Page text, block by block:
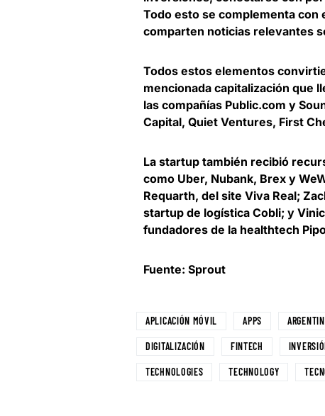
Todo esto se complementa con
comparten noticias relevantes
Todos estos elementos
mencionada capitalización que
las compañías Public.com y
Capital, Quiet Ventures, First
La startup también recibió
como Uber, Nubank, Brex y
Requarth, del site Viva Real;
startup de logística Cobli; y
fundadores de la healthtech
Fuente: Sprout
APLICACIÓN MÓVIL APPS
DIGITALIZACIÓN FINTECH
TECHNOLOGIES TECHNOLOGY